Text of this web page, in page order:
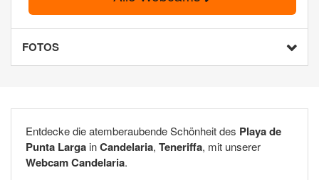
FOTOS
Entdecke die atemberaubende Schönheit des Playa de
Punta Larga inCandelaria, Teneriffa, mit unserer
Webcam Candelaria.